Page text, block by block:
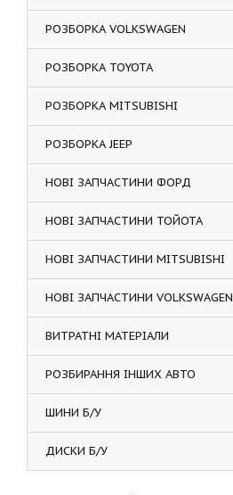
РОЗБОРКА VOLKSWAGEN
РОЗБОРКА TOYOTA
РОЗБОРКА MITSUBISHI
РОЗБОРКА JEEP
НОВІ ЗАПЧАСТИНИ ФОРД
НОВІ ЗАПЧАСТИНИ ТОЙОТА
НОВІ ЗАПЧАСТИНИ MITSUBISHI
НОВІ ЗАПЧАСТИНИ VOLKSWAGEN
ВИТРАТНІ МАТЕРІАЛИ
РОЗБИРАННЯ ІНШИХ АВТО
ШИНИ Б/У
ДИСКИ Б/У